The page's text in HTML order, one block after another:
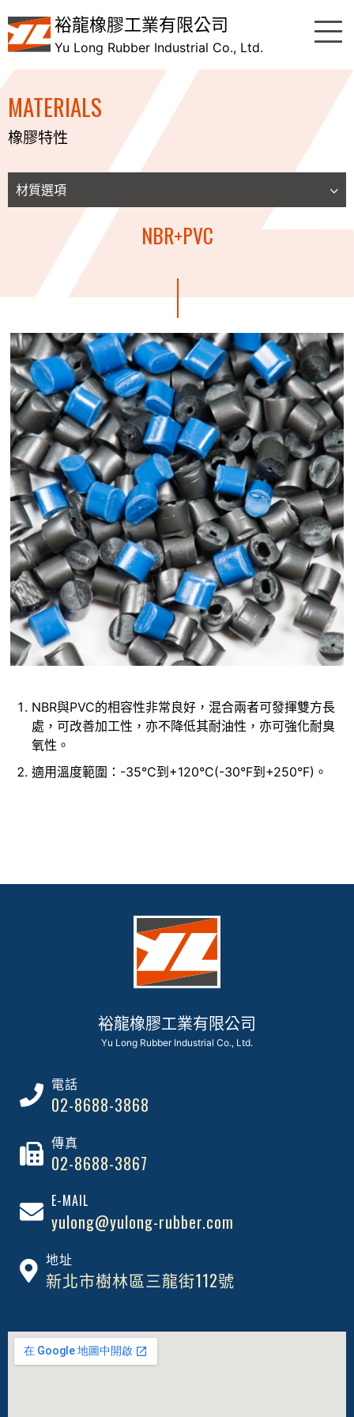
裕龍橡膠工業有限公司
Yu Long Rubber Industrial Co., Ltd.
MATERIALS
橡膠特性
材質選項
NBR
HNBR
EPM、EPDM
IR
IIR
SBR
SILICONE
FVMQ
FKM
NBR+PVC
NBR與PVC的相容性非常良好，混合兩者可發揮雙方長
處，可改善加工性，亦不降低其耐油性，亦可強化耐臭
氧性。
適用溫度範圍：-35°C到+120°C(-30°F到+250°F)。
裕龍橡膠工業有限公司
Yu Long Rubber Industrial Co., Ltd.
電話
02-8688-3868
傳真
02-8688-3867
E-MAIL
yulong@yulong-rubber.com
地址
新北市樹林區三龍街112號